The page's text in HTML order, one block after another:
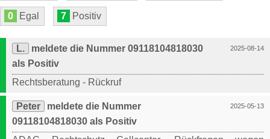
0 Egal 7 Positiv
2025-08-14
L.
meldete die Nummer 09118104818030
als Positiv
Rechtsberatung - Rückruf
2025-05-13
Peter
meldete die Nummer
09118104818030 als Positiv